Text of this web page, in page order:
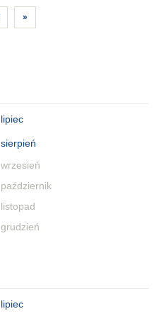
lipiec
sierpień
wrzesień
październik
listopad
grudzień
lipiec
»